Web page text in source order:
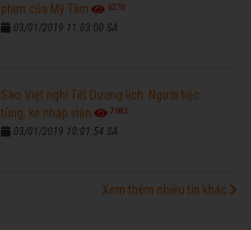
phim của Mỹ Tâm
6270
03/01/2019 11:03:00 SA
Sao Việt nghỉ Tết Dương lịch: Người tiệc
tùng, kẻ nhập viện
7682
03/01/2019 10:01:54 SA
Xem thêm nhiều tin khác